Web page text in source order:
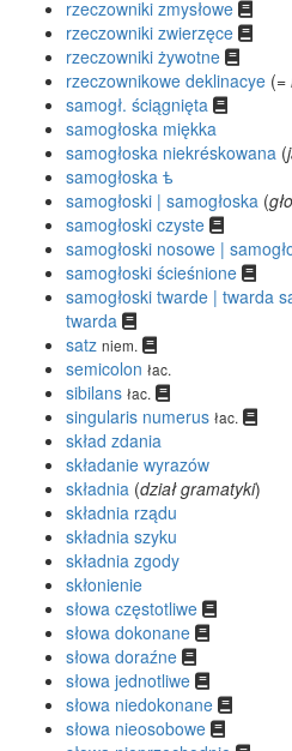
rzeczowniki zmysłowe
rzeczowniki zwierzęce
rzeczowniki żywotne
rzeczownikowe deklinacye (=
samogł. ściągnięta
samogłoska miękka
samogłoska niekréskowana (
samogłoska ѣ
samogłoski | samogłoska (
samogłoski czyste
samogłoski nosowe |
samogłoski ścieśnione
samogłoski twarde | twarda
twarda
satz niem.
semicolon łac.
sibilans łac.
singularis numerus łac.
skład zdania
składanie wyrazów
składnia (dział gramatyki)
składnia rządu
składnia szyku
składnia zgody
skłonienie
słowa częstotliwe
słowa dokonane
słowa doraźne
słowa jednotliwe
słowa niedokonane
słowa nieosobowe